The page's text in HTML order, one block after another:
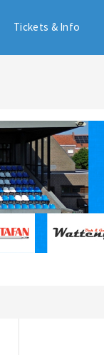
Tickets & Info